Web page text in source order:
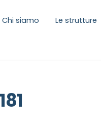
Chi siamo Le strutture